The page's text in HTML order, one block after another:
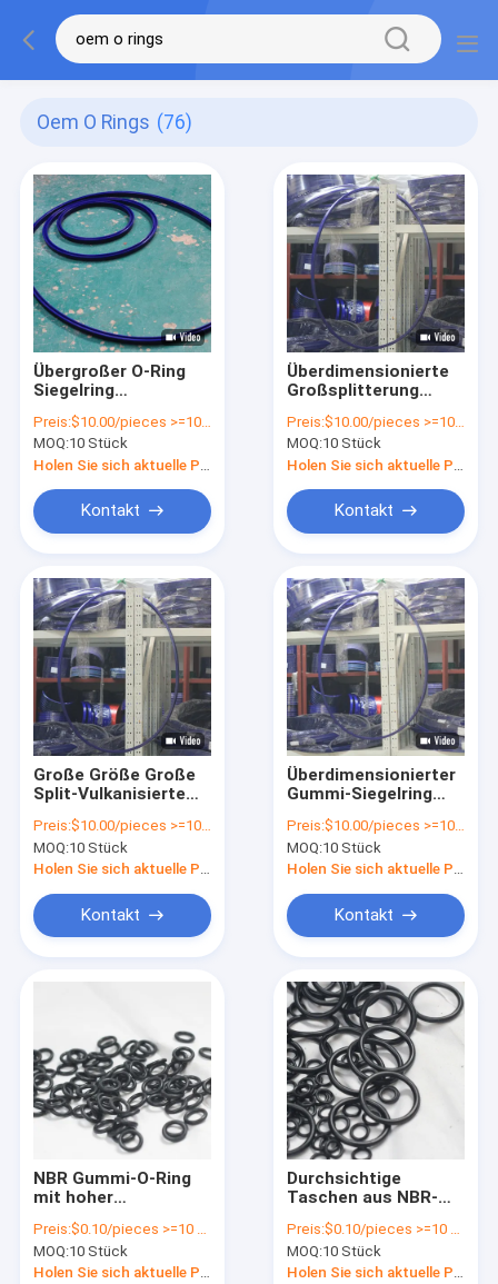
Oem O Rings (76)
Übergroßer O-Ring
Siegelring
Nitrilkautschuk
Silicone
Fluorkautschukring
wasserdicht
Preis:$10.00/pieces >=10 pieces
MOQ:10 Stück
Kontakt
Überdimensionierte
Großsplitterung
FPM O-Ring geformte
Armaturen O-Ring
Dichtungen
Überdimensionierte
Verstärkung
Preis:$10.00/pieces >=10 pieces
MOQ:10 Stück
Kontakt
Große Größe Große
Split-Vulkanisierte
geformte Verbindung
O Ring Dichtungen
Übergröße Oring
Preis:$10.00/pieces >=10 pieces
MOQ:10 Stück
Kontakt
Überdimensionierter
Gummi-Siegelring
Silikon-O-Ring
Preis:$10.00/pieces >=10 pieces
MOQ:10 Stück
Kontakt
NBR Gummi-O-Ring
mit hoher
in FKM-Material in
kundenspezifischer
Farbe
Preis:$0.10/pieces >=10 pieces
MOQ:10 Stück
Holen Sie sich aktuelle Preis
Durchsichtige
Taschen aus NBR-
alle Branchen nach
Kundenbedarf
Preis:$0.10/pieces >=10 pieces
MOQ:10 Stück
Holen Sie sich aktuelle Preis